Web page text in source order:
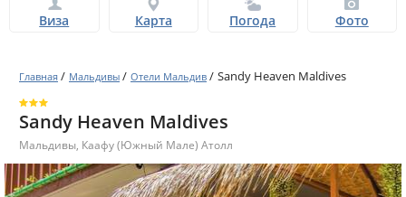
Виза Карта Погода Фото
Главная / Мальдивы / Отели Мальдив / Sandy Heaven Maldives
Sandy Heaven Maldives
Мальдивы, Каафу (Южный Мале) Атолл